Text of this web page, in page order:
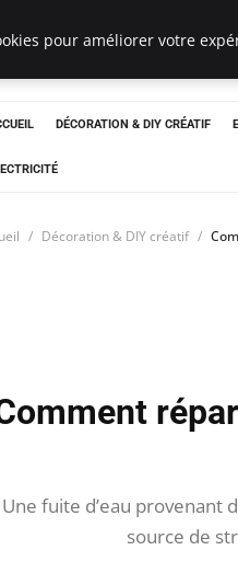
DÉCORATION & DIY CRÉATIF
Décoration & DIY créatif
Une fuite d’eau
source de
pour améliorer votre